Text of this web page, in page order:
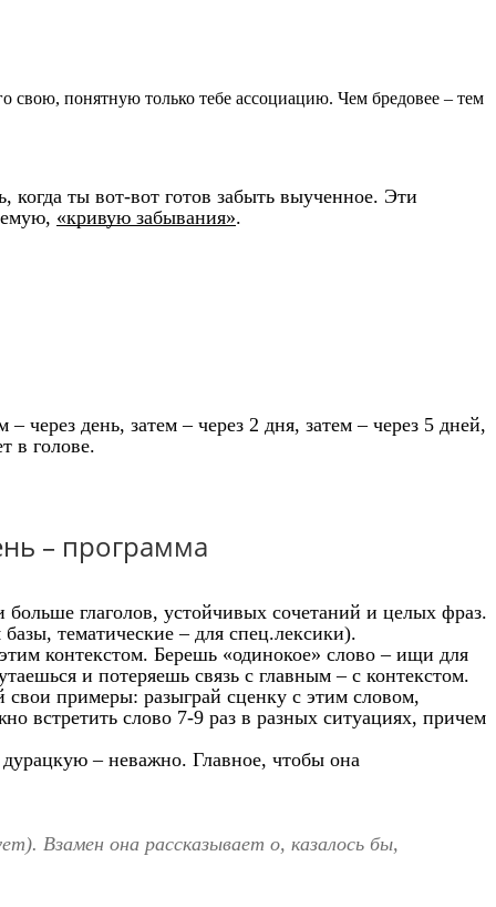
свою, понятную только тебе ассоциацию. Чем бредовее – тем
ты вот-вот готов забыть выученное. Эти
«кривую забывания».
через день, затем – через 2 дня, затем – через 5 дней,
в голове.
– программа
глаголов, устойчивых сочетаний и целых фраз.
тематические – для спец.лексики).
контекстом. Берешь «одинокое» слово – ищи для
и потеряешь связь с главным – с контекстом.
примеры: разыграй сценку с этим словом,
встретить слово 7-9 раз в разных ситуациях, причем
– неважно. Главное, чтобы она
Взамен она рассказывает о, казалось бы,